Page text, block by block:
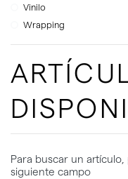
Vinilo
Wrapping
Para buscar un
siguiente campo